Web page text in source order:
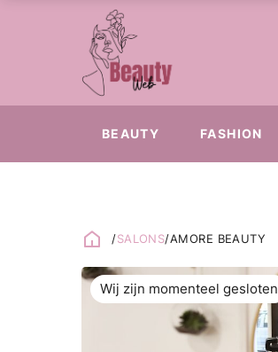
BEAUTY FASHION
/SALONS/AMORE BEAUTY
Wij zijn momenteel gesloten